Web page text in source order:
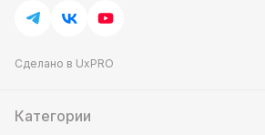
Сделано в UxPRO
Категории